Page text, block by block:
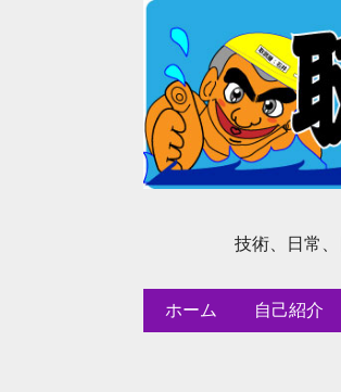
技術、日常
ホーム 自己紹介